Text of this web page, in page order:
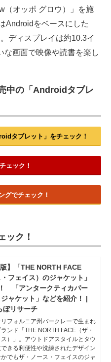
（オッポ グロウ）」を施
Androidをベースにした
ディスプレイは約10.3イ
な画面で映像や読書を楽し
中の「Androidタブレ
タブレット」をチェック！
ェック！
グでチェック！
ック！
版】「THE NORTH FACE
・フェイス）のジャケット」
「アンタークティカパー
ャケット」などを紹介！ |
ぼリサーチ
フォルニア州バークレーで生まれ
ンド「THE NORTH FACE（ザ・
）」。アウトドアスタイルとタウ
きる利便性や洗練されたデザイン
でもザ・ノース・フェイスのジャ